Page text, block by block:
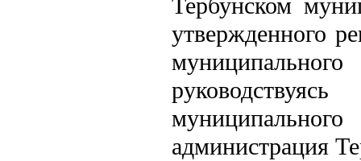
Тербунском
утвержденного
администрация